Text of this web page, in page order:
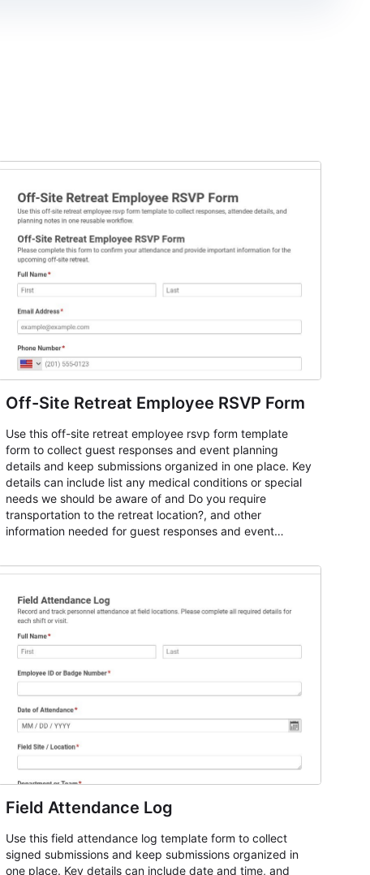
Off-Site Retreat Employee RSVP Form
Use this off-site retreat employee rsvp form template
form to collect guest responses and event planning
details and keep submissions organized in one place. Key
details can include list any medical conditions or special
needs we should be aware of and Do you require
transportation to the retreat location?, and other
information needed for guest responses and event
organizations that need a simple AbcSubmit workflow for
Field Attendance Log
Use this field attendance log template form to collect
signed submissions and keep submissions organized in
one place. Key details can include date and time, and